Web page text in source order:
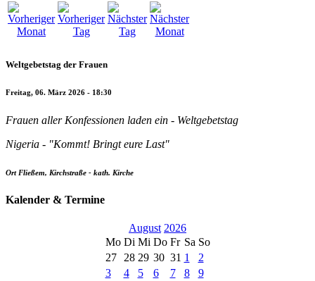
Weltgebetstag der Frauen
Freitag, 06. März 2026 - 18:30
Frauen aller Konfessionen laden ein - Weltgebetstag
Nigeria - "Kommt! Bringt eure Last"
Ort Fließem, Kirchstraße - kath. Kirche
Kalender & Termine
August 2026
Mo Di Mi Do Fr Sa So
27
28 29 30 31 1
2
3
4 5 6 7 8
9